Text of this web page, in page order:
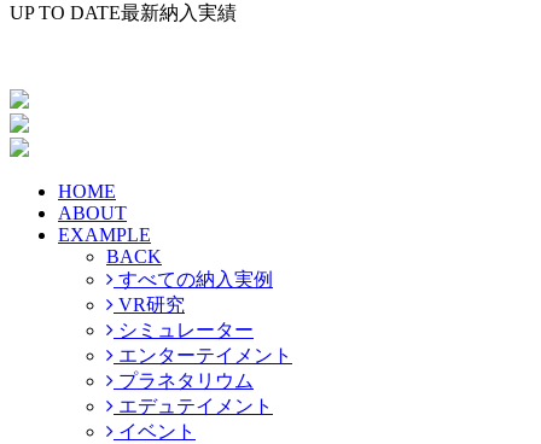
UP TO DATE最新納入実績
HOME
ABOUT
EXAMPLE
BACK
すべての納入実例
VR研究
シミュレーター
エンターテイメント
プラネタリウム
エデュテイメント
イベント